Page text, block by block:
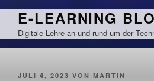
Zum
springen
E-LEARNING
Digitale Lehre an und rund um der
VERÖFFENTLICHT
JULI 4, 2023 VON MARTIN